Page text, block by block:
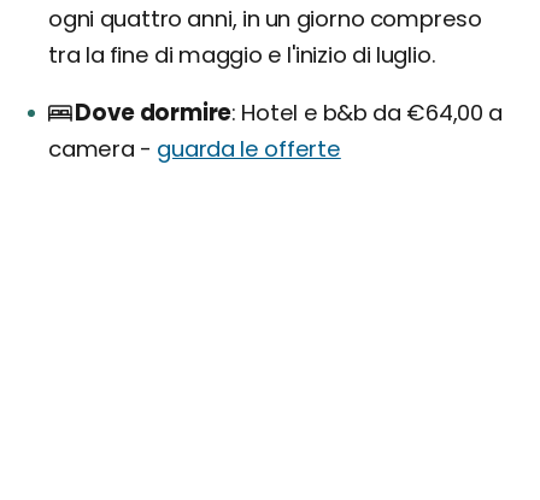
ogni quattro anni, in un giorno compreso
tra la fine di maggio e l'inizio di luglio.
Dove dormire Hotel e b&b da €64,00 a
camera - guarda le offerte